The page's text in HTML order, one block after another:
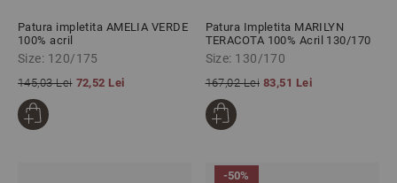
Patura impletita AMELIA VERDE
100% acril
Size: 120/175
145,03 Lei 72,52 Lei
Patura Impletita MARILYN
TERACOTA 100% Acril 130/170
cm
Size: 130/170
167,02 Lei 83,51 Lei
-50%